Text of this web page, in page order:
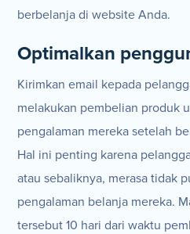
berbelanja di website Anda.
Optimalkan
Kirimkan email kepada
melakukan pembelian produk
pengalaman mereka setelah
Hal ini penting karena
atau sebaliknya, merasa tidak
pengalaman belanja mereka.
tersebut 10 hari dari waktu